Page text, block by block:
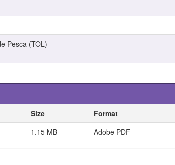
Pesca (TOL)
Size
Format
1.15 MB Adobe PDF